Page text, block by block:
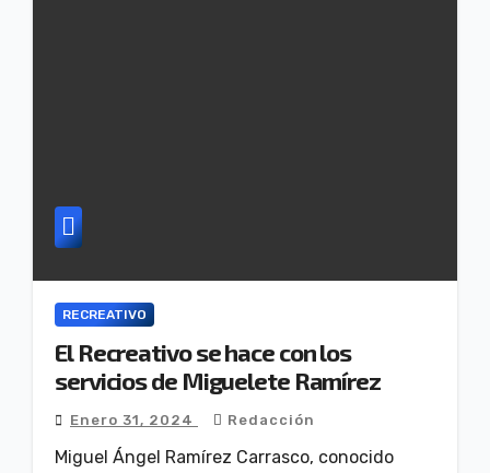
RECREATIVO
El Recreativo se hace con los
servicios de Miguelete Ramírez
Enero 31, 2024 Redacción
Miguel Ángel Ramírez Carrasco, conocido